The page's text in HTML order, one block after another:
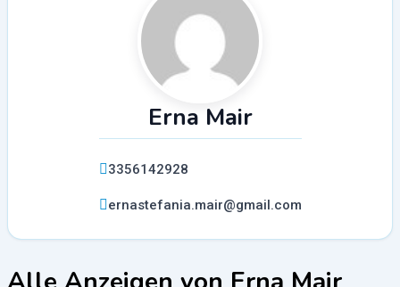
Erna Mair
3356142928
ernastefania.mair@gmail.com